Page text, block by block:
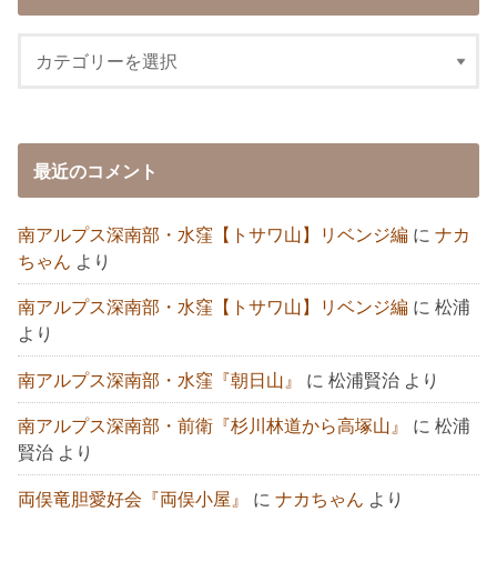
最近のコメント
南アルプス深南部・水窪【トサワ山】リベンジ編 にナカ
ちゃん より
南アルプス深南部・水窪【トサワ山】リベンジ編 に松浦
より
南アルプス深南部・水窪『朝日山』 に松浦賢治 より
南アルプス深南部・前衛『杉川林道から高塚山』 に松浦
賢治 より
両俣竜胆愛好会『両俣小屋』 にナカちゃん より